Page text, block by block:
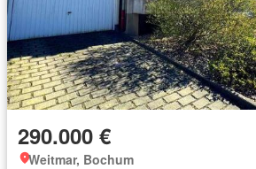
290.000 €
Weitmar, Bochum